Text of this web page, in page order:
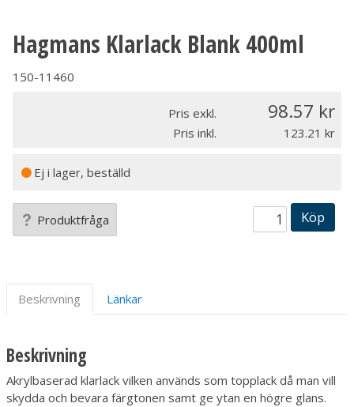
Hagmans Klarlack Blank 400ml
150-11460
Pris exkl. 98.57
Pris inkl. 123.21
Ej i lager, beställd
Produktfråga Köp
Beskrivning Länkar
Beskrivning
Akrylbaserad klarlack vilken används som topplack då man vill
skydda och bevara färgtonen samt ge ytan en högre glans.